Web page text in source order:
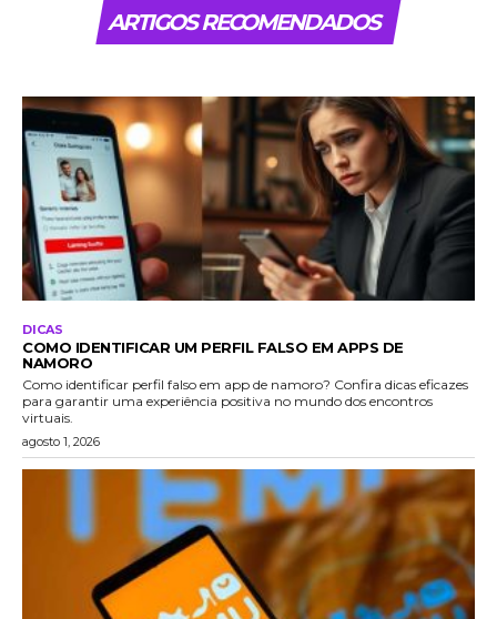
ARTIGOS RECOMENDADOS
DICAS
COMO IDENTIFICAR UM PERFIL FALSO EM APPS DE
NAMORO
Como identificar perfil falso em app de namoro? Confira dicas eficazes
para garantir uma experiência positiva no mundo dos encontros
virtuais.
agosto 1, 2026